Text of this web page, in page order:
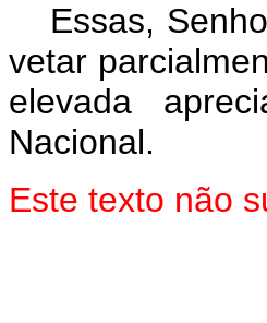
Essas,
vetar
elevada
Nacional.
Este texto não